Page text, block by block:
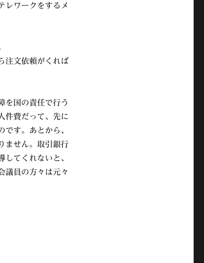
レワークをするメ
注文依頼がくれば
を国の責任で行う
件費だって、先に
す。あとから、
ません。取引銀行
てくれないと、
議員の方々は元々